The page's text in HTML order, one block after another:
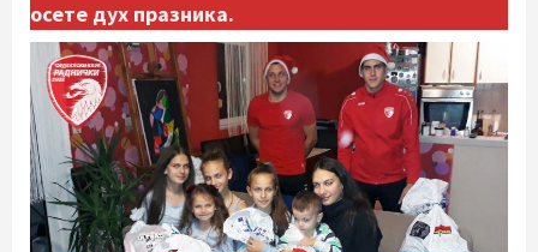
осете дух празника.